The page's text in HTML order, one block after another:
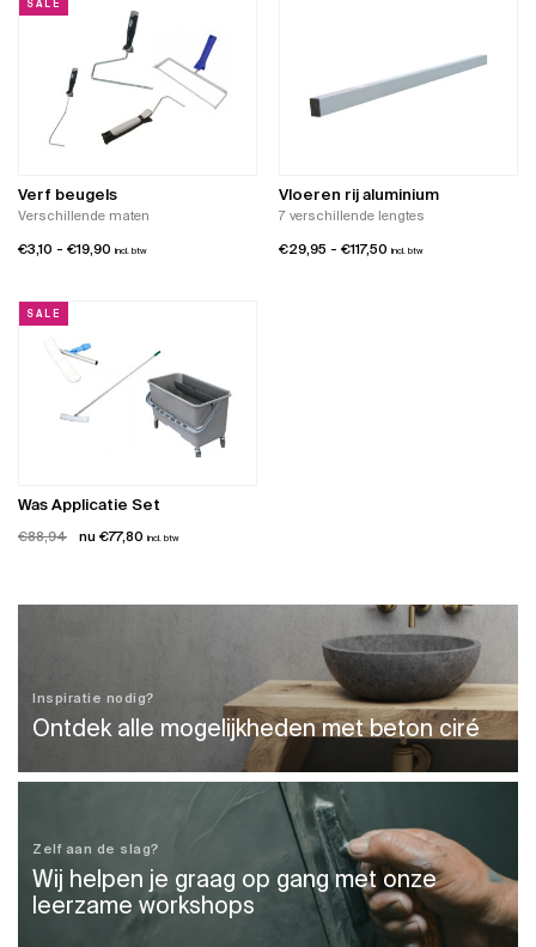
SALE
Verf beugels
Verschillende maten
€3,10 - €19,90 Prijsklasse:
incl. btw
Vloeren rij aluminium
7 verschillende lengtes
€29,95 - €117,50 Prijsklasse:
incl. btw
SALE
Was Applicatie Set
€88,94
Oorspronkelijke
€88,94.
€77,80Huidige
€77,80.
incl. btw
Inspiratie nodig?
Ontdek alle mogelijkheden met beton ciré
Zelf aan de slag?
Wij helpen je graag op gang met onze
leerzame workshops